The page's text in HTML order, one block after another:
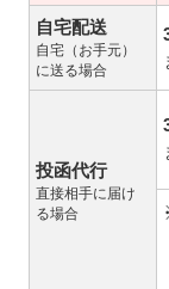
自宅配送
自宅（お手元）
に送る場合
投函代行
直接相手に届け
る場合